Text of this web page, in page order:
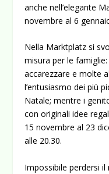
anche nell’elegante
novembre al 6
Nella Marktplatz si
misura per le
accarezzare e molte
l’entusiasmo dei più
Natale; mentre i
con originali idee
15 novembre al 23
alle 20.30.
Impossibile perdersi